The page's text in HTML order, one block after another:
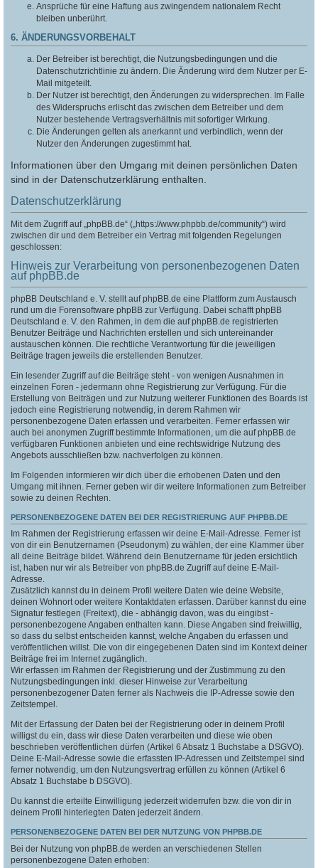
Ansprüche für eine Haftung aus zwingendem nationalem Recht
bleiben unberührt.
6. ÄNDERUNGSVORBEHALT
Der Betreiber ist berechtigt, die Nutzungsbedingungen und die
Datenschutzrichtlinie zu ändern. Die Änderung wird dem Nutzer per E-
Mail mitgeteilt.
Der Nutzer ist berechtigt, den Änderungen zu widersprechen. Im Falle
des Widerspruchs erlischt das zwischen dem Betreiber und dem
Nutzer bestehende Vertragsverhältnis mit sofortiger Wirkung.
Die Änderungen gelten als anerkannt und verbindlich, wenn der
Nutzer den Änderungen zugestimmt hat.
Informationen über den Umgang mit deinen persönlichen Daten
sind in der Datenschutzerklärung enthalten.
Datenschutzerklärung
Mit dem Zugriff auf „phpBB.de“ („https://www.phpbb.de/community“) wird
zwischen dir und dem Betreiber ein Vertrag mit folgenden Regelungen
geschlossen:
Hinweis zur Verarbeitung von personenbezogenen Daten
auf phpBB.de
phpBB Deutschland e. V. stellt auf phpBB.de eine Plattform zum Austausch
rund um die Forensoftware phpBB zur Verfügung. Dabei schafft phpBB
Deutschland e. V. den Rahmen, in dem die auf phpBB.de registrierten
Benutzer Beiträge und Nachrichten erstellen und sich untereinander
austauschen können. Die rechtliche Verantwortung für die jeweiligen
Beiträge tragen jeweils die erstellenden Benutzer.
Ein lesender Zugriff auf die Beiträge steht - von wenigen Ausnahmen in
einzelnen Foren - jedermann ohne Registrierung zur Verfügung. Für die
Erstellung von Beiträgen und zur Nutzung weiterer Funktionen des Boards ist
jedoch eine Registrierung notwendig, in derem Rahmen wir
personenbezogene Daten erfassen und verarbeiten. Ferner erfassen wir
auch bei anonymen Zugriff bestimmte Informationen, um die auf phpBB.de
verfügbaren Funktionen anbieten und eine rechtswidrige Nutzung des
Angebots ausschließen bzw. nachverfolgen zu können.
Im Folgenden informieren wir dich über die erhobenen Daten und den
Umgang mit ihnen. Ferner geben wir dir weitere Informationen zum Betreiber
sowie zu deinen Rechten.
PERSONENBEZOGENE DATEN BEI DER REGISTRIERUNG AUF PHPBB.DE
Im Rahmen der Registrierung erfassen wir deine E-Mail-Adresse. Ferner ist
von dir ein Benutzernamen (Pseudonym) zu wählen, der eine Klammer über
all deine Beiträge bildet. Während dein Benutzername für jeden ersichtlich
ist, haben nur wir als Betreiber von phpBB.de Zugriff auf deine E-Mail-
Adresse.
Zusätzlich kannst du in deinem Profil weitere Daten wie deine Website,
deinen Wohnort oder weitere Kontaktdaten erfassen. Darüber kannst du eine
Signatur festlegen (Freitext), die - abhängig davon, was du eingibst -
personenbezogene Angaben enthalten kann. Diese Angaben sind freiwillig,
so dass du selbst entscheiden kannst, welche Angaben du erfassen und
veröffentlichen willst. Die von dir eingegebenen Daten sind im Kontext deiner
Beiträge frei im Internet zugänglich.
Wir erfassen im Rahmen der Registrierung und der Zustimmung zu den
Nutzungsbedingungen inkl. dieser Hinweise zur Verarbeitung
personenbezogener Daten ferner als Nachweis die IP-Adresse sowie den
Zeitstempel.
Mit der Erfassung der Daten bei der Registrierung oder in deinem Profil
willigst du ein, dass wir diese Daten verarbeiten und diese wie oben
beschrieben veröffentlichen dürfen (Artikel 6 Absatz 1 Buchstabe a DSGVO).
Deine E-Mail-Adresse sowie die erfassten IP-Adressen und Zeitstempel sind
ferner notwendig, um den Nutzungsvertrag erfüllen zu können (Artikel 6
Absatz 1 Buchstabe b DSGVO).
Du kannst die erteilte Einwilligung jederzeit widerrufen bzw. die von dir in
deinem Profil hinterlegten Daten jederzeit ändern.
PERSONENBEZOGENE DATEN BEI DER NUTZUNG VON PHPBB.DE
Bei der Nutzung von phpBB.de werden an verschiedenen Stellen
personenbezogene Daten erhoben: